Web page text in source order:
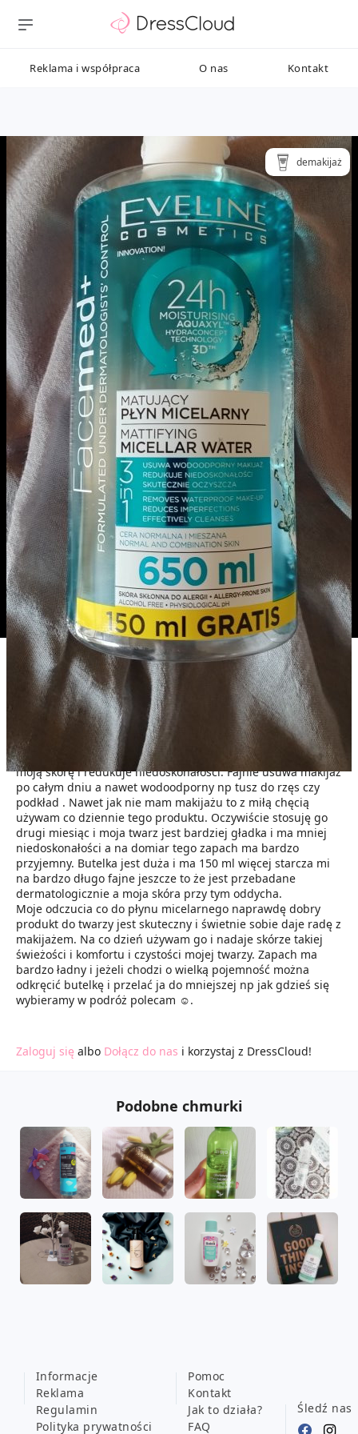
Reklama i współpraca O nas Kontakt
demakijaż
Kasia1999
2 miesiące temu
18 0
Eveline Cosmetics - Płyn micelarny
Płyn micelarny do codziennego użytku dobrze oczyszcza
moją skórę i redukuje niedoskonałości. Fajnie usuwa makijaż
po całym dniu a nawet wodoodporny np tusz do rzęs czy
podkład . Nawet jak nie mam makijażu to z miłą chęcią
używam co dziennie tego produktu. Oczywiście stosuję go
drugi miesiąc i moja twarz jest bardziej gładka i ma mniej
niedoskonałości a na domiar tego zapach ma bardzo
przyjemny. Butelka jest duża i ma 150 ml więcej starcza mi
na bardzo długo fajne jeszcze to że jest przebadane
dermatologicznie a moja skóra przy tym oddycha.
Moje odczucia co do płynu micelarnego naprawdę dobry
produkt do twarzy jest skuteczny i świetnie sobie daje radę z
makijażem. Na co dzień używam go i nadaje skórze takiej
świeżości i komfortu i czystości mojej twarzy. Zapach ma
bardzo ładny i jeżeli chodzi o wielką pojemność można
odkręcić butelkę i przelać ja do mniejszej np jak gdzieś się
wybieramy w podróż polecam ☺️.
Zaloguj się albo Dołącz do nas i korzystaj z DressCloud!
Podobne chmurki
Informacje
Reklama
Regulamin
Polityka prywatności
Pomoc
Kontakt
Jak to działa?
FAQ
Śledź nas